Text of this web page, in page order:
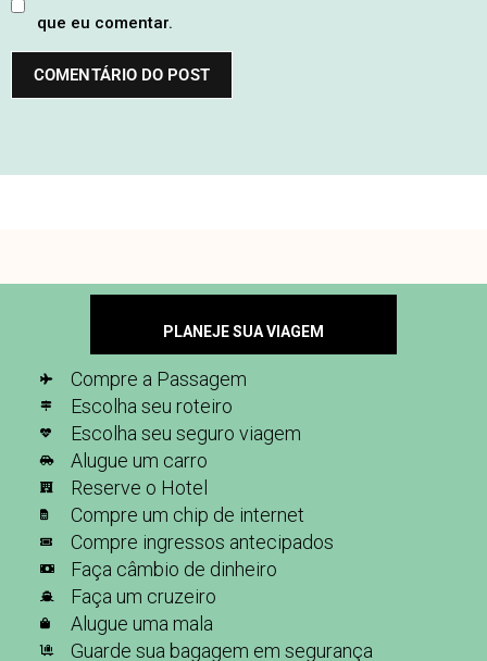
que eu comentar.
PLANEJE SUA VIAGEM
Compre a Passagem
Escolha seu roteiro
Escolha seu seguro viagem
Alugue um carro
Reserve o Hotel
Compre um chip de internet
Compre ingressos antecipados
Faça câmbio de dinheiro
Faça um cruzeiro
Alugue uma mala
Guarde sua bagagem em segurança